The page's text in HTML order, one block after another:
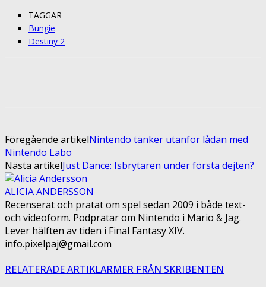
TAGGAR
Bungie
Destiny 2
Föregående artikelNintendo tänker utanför lådan med
Nintendo Labo
Nästa artikelJust Dance: Isbrytaren under första dejten?
ALICIA ANDERSSON
Recenserat och pratat om spel sedan 2009 i både text-
och videoform. Podpratar om Nintendo i Mario & Jag.
Lever hälften av tiden i Final Fantasy XIV.
info.pixelpaj@gmail.com
RELATERADE ARTIKLARMER FRÅN SKRIBENTEN